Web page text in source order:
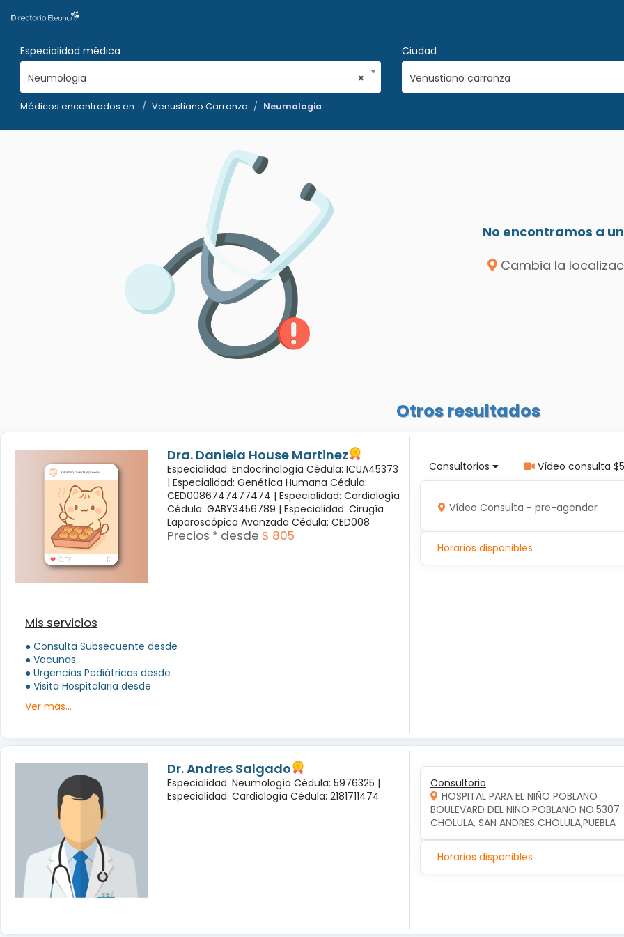
Especialidad médica
×
Neumologia
Ciudad
Venustiano carranza
Médicos encontrados en: Venustiano Carranza Neumologia
No encontramos a
Cambia la
Otros resultados
Dra. Daniela House Martinez
Especialidad: Endocrinología Cédula: ICUA45373
| Especialidad: Genética Humana Cédula:
CED0086747477474 | Especialidad: Cardiología
Cédula: GABY3456789 | Especialidad: Cirugía
Laparoscópica Avanzada Cédula: CED008
Precios * desde $ 805
Mis servicios
● Consulta Subsecuente desde
● Vacunas
● Urgencias Pediátricas desde
● Visita Hospitalaria desde
Ver más...
Consultorios Vídeo consulta
Vídeo Consulta - pre-agendar
Horarios disponibles
Dr. Andres Salgado
Especialidad: Neumología Cédula: 5976325 |
Especialidad: Cardiología Cédula: 2181711474
Consultorio
HOSPITAL PARA EL NIÑO POBLANO
BOULEVARD DEL NIÑO POBLANO
CHOLULA, SAN ANDRES CHOLULA,PUEBLA
Horarios disponibles